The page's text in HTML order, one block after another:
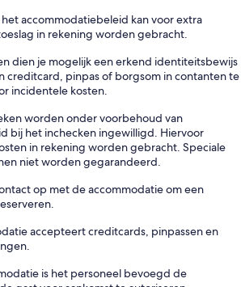
accommodatiebeleid kan voor extra
in rekening worden gebracht.
dien je mogelijk een erkend identiteitsbewijs
creditcard, pinpas of borgsom in contanten te
incidentele kosten.
worden onder voorbehoud van
bij het inchecken ingewilligd. Hiervoor
in rekening worden gebracht. Speciale
niet worden gegarandeerd.
op met de accommodatie om een
accepteert creditcards, pinpassen en
is het personeel bevoegd de